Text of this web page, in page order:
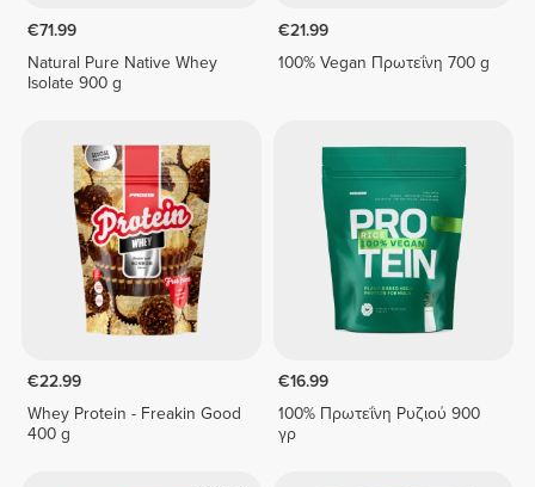
€71.99
Natural Pure Native Whey
Isolate 900 g
€21.99
100% Vegan Πρωτεΐνη 700 g
€22.99
Whey Protein - Freakin Good
400 g
€16.99
100% Πρωτεΐνη Ρυζιού 900
γρ